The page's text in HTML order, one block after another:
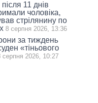
11 днів
чоловіка,
стрілянину по
8 серпня 2026, 13:36
за тиждень
«тіньового
серпня 2026, 10:27